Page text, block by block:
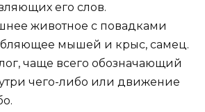
его слов.
животное с повадками
мышей и крыс, самец.
чаще всего обозначающий
чего-либо или движение